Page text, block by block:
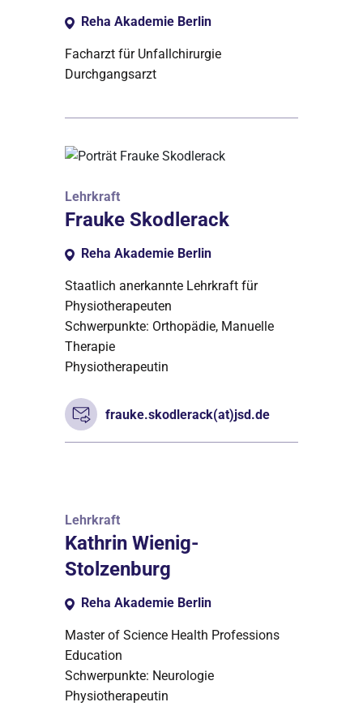
Reha Akademie Berlin
Facharzt für Unfallchirurgie
Durchgangsarzt
Lehrkraft
Frauke Skodlerack
Reha Akademie Berlin
Staatlich anerkannte Lehrkraft für
Physiotherapeuten
Schwerpunkte: Orthopädie, Manuelle
Therapie
Physiotherapeutin
frauke.skodlerack(at)jsd.de
Lehrkraft
Kathrin Wienig-
Stolzenburg
Reha Akademie Berlin
Master of Science Health Professions
Education
Schwerpunkte: Neurologie
Physiotherapeutin